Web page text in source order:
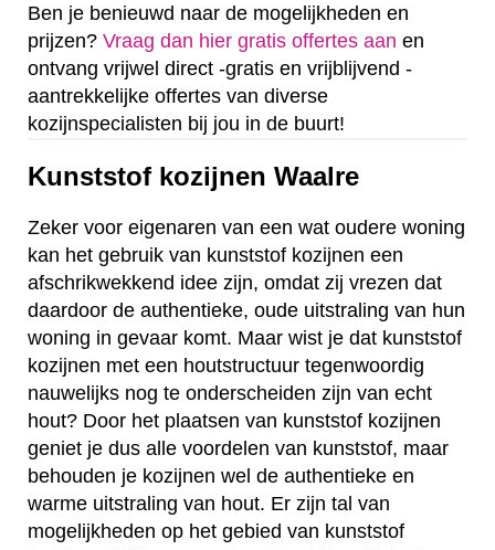
Ben je benieuwd naar de mogelijkheden en
prijzen? Vraag dan hier gratis offertes aan en
ontvang vrijwel direct -gratis en vrijblijvend -
aantrekkelijke offertes van diverse
kozijnspecialisten bij jou in de buurt!
Kunststof kozijnen Waalre
Zeker voor eigenaren van een wat oudere woning
kan het gebruik van kunststof kozijnen een
afschrikwekkend idee zijn, omdat zij vrezen dat
daardoor de authentieke, oude uitstraling van hun
woning in gevaar komt. Maar wist je dat kunststof
kozijnen met een houtstructuur tegenwoordig
nauwelijks nog te onderscheiden zijn van echt
hout? Door het plaatsen van kunststof kozijnen
geniet je dus alle voordelen van kunststof, maar
behouden je kozijnen wel de authentieke en
warme uitstraling van hout. Er zijn tal van
mogelijkheden op het gebied van kunststof